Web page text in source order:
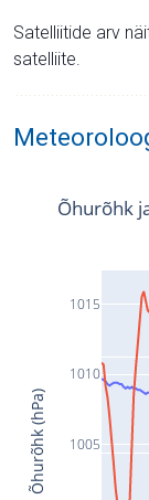
Satelliitide arv
satelliite.
1005
1010
1015
Õhurõhk
Õhurõhk (hPa)